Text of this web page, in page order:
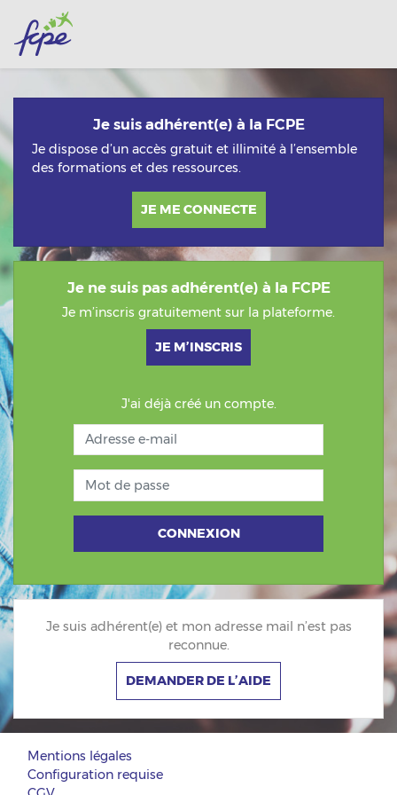
Passer au contenu principal
Je suis adhérent(e) à la FCPE
Je dispose d’un accès gratuit et illimité à l’ensemble
des formations et des ressources.
JE ME CONNECTE
Je ne suis pas adhérent(e) à la FCPE
Je m’inscris gratuitement sur la plateforme.
JE M’INSCRIS
J'ai déjà créé un compte.
Adresse e-mail
Mot de passe
CONNEXION
Je suis adhérent(e) et mon adresse mail n’est pas
reconnue.
DEMANDER DE L’AIDE
Mentions légales
Configuration requise